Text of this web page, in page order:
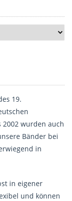
19.
wurden auch
Bänder bei
in
in eigener
und können